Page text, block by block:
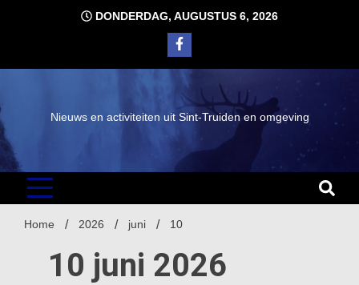
DONDERDAG, AUGUSTUS 6, 2026
Nieuws en activiteiten uit Sint-Truiden en omgeving
Home 2026 juni 10
10 juni 2026